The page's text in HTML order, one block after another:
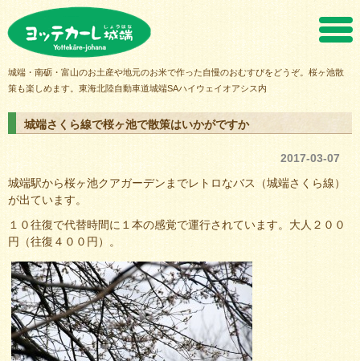
城端・南砺・富山のお土産や地元のお米で作った自慢のおむすびをどうぞ。桜ヶ池散
策も楽しめます。東海北陸自動車道城端SAハイウェイオアシス内
城端さくら線で桜ヶ池で散策はいかがですか
2017-03-07
城端駅から桜ヶ池クアガーデンまでレトロなバス（城端さくら線）
が出ています。
１０往復で代替時間に１本の感覚で運行されています。大人２００
円（往復４００円）。